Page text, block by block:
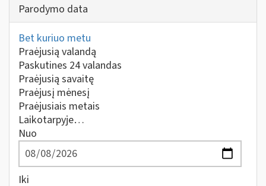
Parodymo data
Bet kuriuo metu
Praėjusią valandą
Paskutines 24 valandas
Praėjusią savaitę
Praėjusį mėnesį
Praėjusiais metais
Laikotarpyje…
Nuo
Iki